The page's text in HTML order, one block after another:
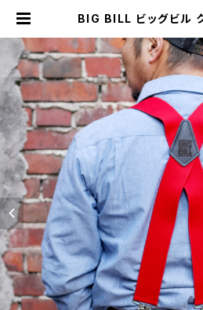
BIG BILL ビッグビル
ZI マバジ